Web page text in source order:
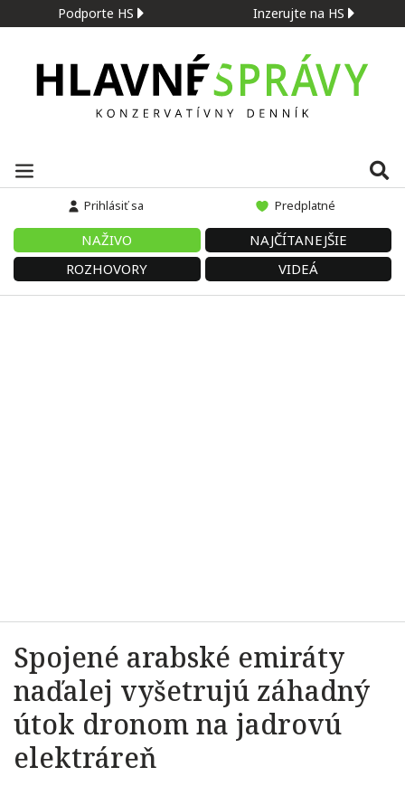
Podporte HS Inzerujte na HS
Prihlásiť sa Predplatné
NAŽIVO
NAJČÍTANEJŠIE
ROZHOVORY
VIDEÁ
Spojené arabské emiráty
naďalej vyšetrujú záhadný
útok dronom na jadrovú
elektráreň